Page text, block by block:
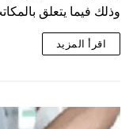
وذلك فيما يتعلق
اقرأ المزيد